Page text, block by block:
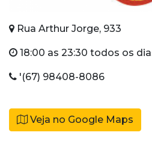
Rua Arthur Jorge, 933
18:00 as 23:30 todos os
'(67) 98408-8086
Veja no Google Maps